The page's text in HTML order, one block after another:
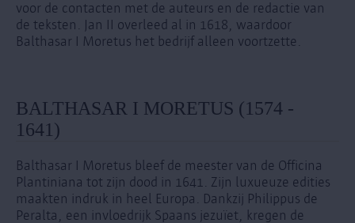
voor de contacten met de auteurs en de redactie van
de teksten. Jan II overleed al in 1618, waardoor
Balthasar I Moretus het bedrijf alleen voortzette.
BALTHASAR I MORETUS (1574 -
1641)
Balthasar I Moretus bleef de meester van de Officina
Plantiniana tot zijn dood in 1641. Zijn luxueuze edities
maakten indruk in heel Europa. Dankzij Philippus de
Peralta, een invloedrijk Spaans jezuïet, kregen de